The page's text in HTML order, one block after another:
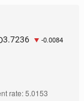
3.7236 -0.0084